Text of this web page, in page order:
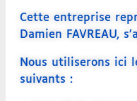
Cette entreprise
Damien FAVREAU,
Nous utiliserons ici
suivants :